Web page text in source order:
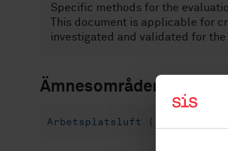
Specific methods for the
This document is applicable for
investigated and validated for
Ämnesområden
Arbetsplatsluft (13.040.30)